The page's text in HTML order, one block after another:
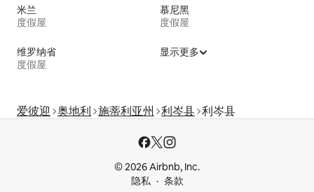
米兰
度假屋
慕尼黑
度假屋
维罗纳省
度假屋
显示更多
爱彼迎 奥地利 施蒂利亚州 利岑县 利岑县
© 2026 Airbnb, Inc.
隐私
条款